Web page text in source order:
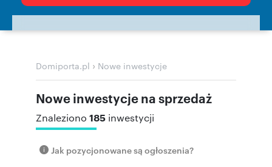
Domiporta.pl › Nowe inwestycje
Nowe inwestycje na sprzedaż
Znaleziono 185 inwestycji
Jak pozycjonowane są ogłoszenia?